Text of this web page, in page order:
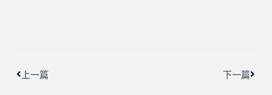
上一篇 下一篇